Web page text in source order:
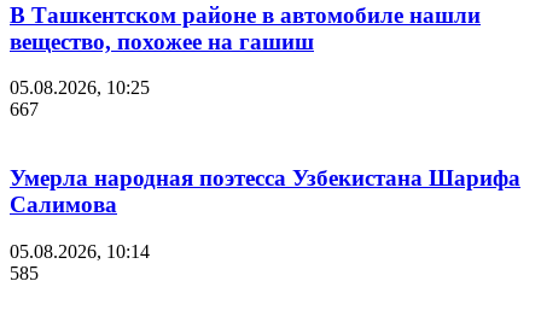
В Ташкентском районе в автомобиле нашли
вещество, похожее на гашиш
05.08.2026, 10:25
667
Умерла народная поэтесса Узбекистана Шарифа
Салимова
05.08.2026, 10:14
585